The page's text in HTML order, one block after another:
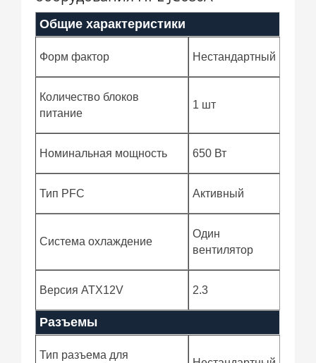
Общие характеристики
Форм фактор Нестандартный
Количество блоков
питание
1 шт
Номинальная мощность 650 Вт
Тип PFC Активный
Система охлаждение
Один
вентилятор
Версия ATX12V 2.3
Разъемы
Тип разъема для